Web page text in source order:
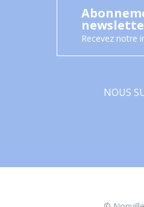
Recevez notre
NOUS